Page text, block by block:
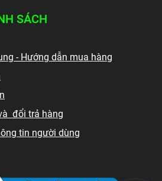
SÁCH
- Hướng dẫn mua hàng
đổi trả hàng
tin người dùng